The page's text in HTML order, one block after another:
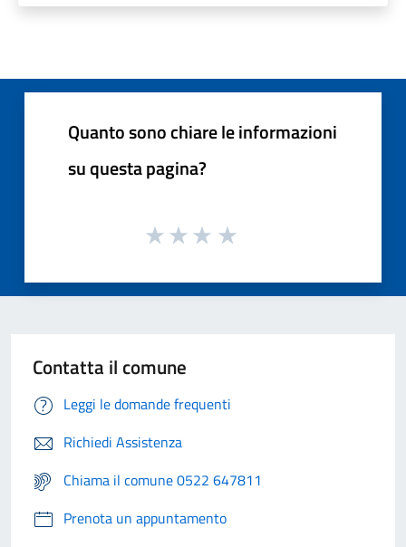
Quanto sono chiare le informazioni
su questa pagina?
Contatta il comune
Leggi le domande frequenti
Richiedi Assistenza
Chiama il comune 0522 647811
Prenota un appuntamento